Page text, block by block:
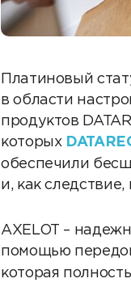
Платиновый
в области
продуктов
которых
обеспечили
и, как
AXELOT –
помощью
которая